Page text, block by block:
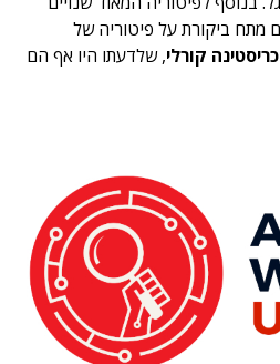
מתח ביקורת על פיטוריה של
קורלי, שלדעתו היו אף הם